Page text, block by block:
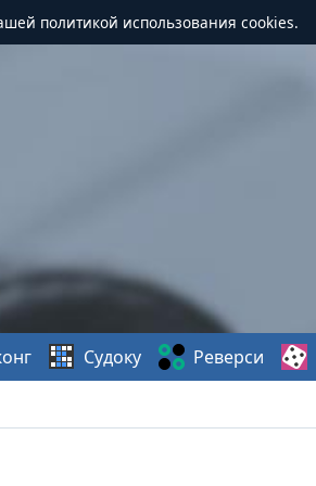
политикой использования cookies.
Судоку Реверси